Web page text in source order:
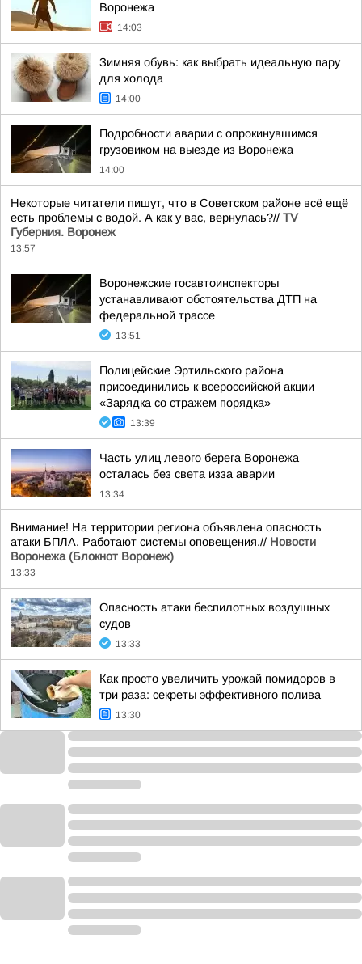
Воронежа
14:03
Зимняя обувь: как выбрать идеальную пару
для холода
14:00
Подробности аварии с опрокинувшимся
грузовиком на выезде из Воронежа
14:00
Некоторые читатели пишут, что в Советском районе всё ещё
есть проблемы с водой. А как у вас, вернулась?// TV
Губерния. Воронеж
13:57
Воронежские госавтоинспекторы
устанавливают обстоятельства ДТП на
федеральной трассе
13:51
Полицейские Эртильского района
присоединились к всероссийской акции
«Зарядка со стражем порядка»
13:39
Часть улиц левого берега Воронежа
осталась без света изза аварии
13:34
Внимание! На территории региона объявлена опасность
атаки БПЛА. Работают системы оповещения.// Новости
Воронежа (Блокнот Воронеж)
13:33
Опасность атаки беспилотных воздушных
судов
13:33
Как просто увеличить урожай помидоров в
три раза: секреты эффективного полива
13:30